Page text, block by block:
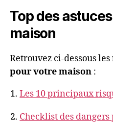
Top des
maison
Retrouvez ci-dessous les
pour votre maison :
Les 10 principaux
Checklist des